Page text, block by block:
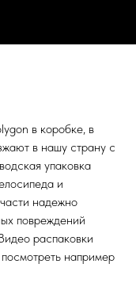
в коробке, в
в нашу страну с
упаковка
и
надежно
повреждений
распаковки
например